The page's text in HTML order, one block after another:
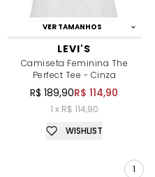
VER TAMANHOS
LEVI'S
Camiseta Feminina The
Perfect Tee - Cinza
R$ 189,90R$ 114,90
1 x R$ 114,90
WISHLIST
1